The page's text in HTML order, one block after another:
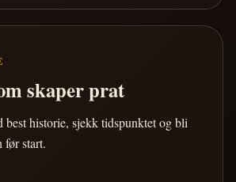
skaper prat
best historie, sjekk tidspunktet og bli
før start.